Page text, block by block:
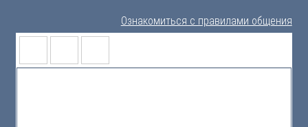
Ознакомиться с правилами общения